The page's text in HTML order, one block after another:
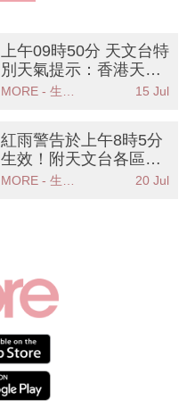
上午09時50分 天文台特
別天氣提示：香港天文
台發出強陣風警告請市
MORE - 生活品味 15 Jul
紅雨警告於上午8時5分
生效！附天文台各區雨
量分佈圖
20 Jul